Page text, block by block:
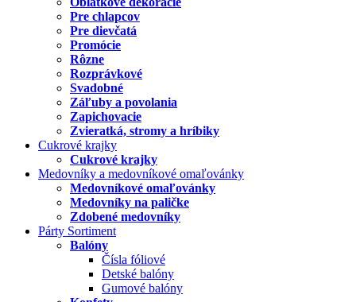
Pre chlapcov
Pre dievčatá
Promócie
Rôzne
Rozprávkové
Svadobné
Záľuby a povolania
Zapichovacie
Zvieratká, stromy a hríbiky
Cukrové krajky
Cukrové krajky
Medovníky a medovníkové omaľovánky
Medovníkové omaľovánky
Medovníky na paličke
Zdobené medovníky
Párty Sortiment
Balóny
Čísla fóliové
Detské balóny
Gumové balóny